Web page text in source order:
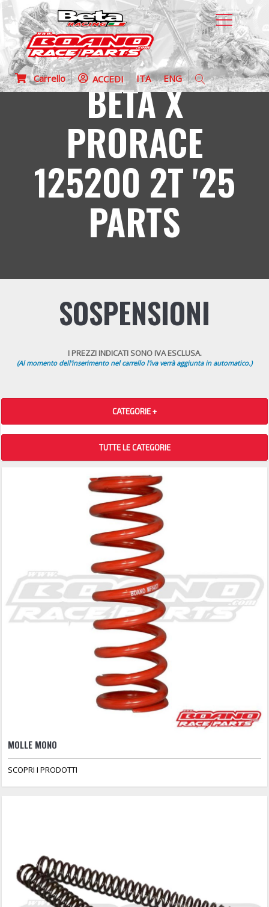
Carrello ACCEDI ITA ENG
BETA X
PRORACE
125200 2T '25
PARTS
SOSPENSIONI
I PREZZI INDICATI SONO IVA ESCLUSA.
(Al momento dell'inserimento nel carrello l'iva verrà aggiunta in automatico.)
CATEGORIE +
TUTTE LE CATEGORIE
MOLLE MONO
SCOPRI I PRODOTTI